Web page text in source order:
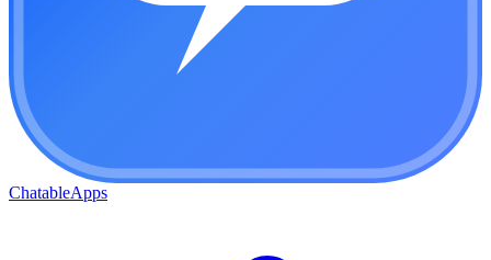
ChatableApps